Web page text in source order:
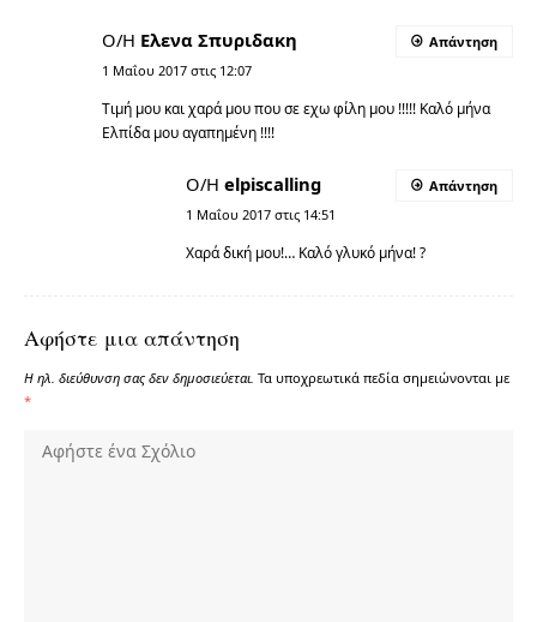
Ο/Η Eλενα Σπυριδακη
1 Μαΐου 2017 στις 12:07
Τιμή μου και χαρά μου που σε εχω φίλη μου !!!!! Καλό μήνα
Ελπίδα μου αγαπημένη !!!!
Απάντηση
Ο/Η elpiscalling
1 Μαΐου 2017 στις 14:51
Χαρά δική μου!… Καλό γλυκό μήνα! ?
Απάντηση
Αφήστε μια απάντηση
Η ηλ. διεύθυνση σας δεν δημοσιεύεται. Τα υποχρεωτικά πεδία σημειώνονται με
*